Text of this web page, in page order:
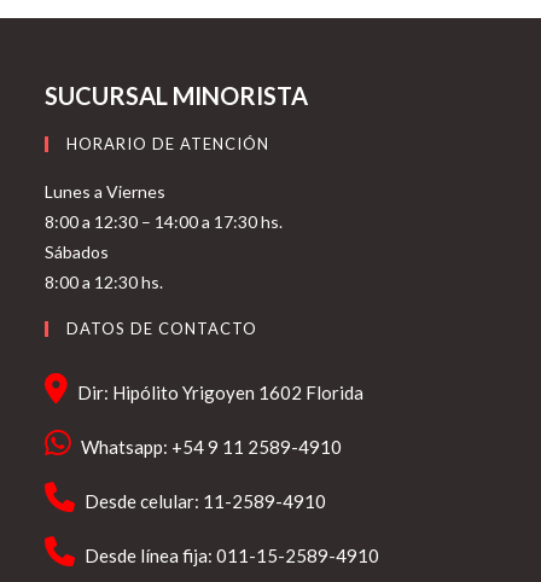
SUCURSAL MINORISTA
HORARIO DE ATENCIÓN
Lunes a Viernes
8:00 a 12:30 – 14:00 a 17:30 hs.
Sábados
8:00 a 12:30 hs.
DATOS DE CONTACTO
Dir: Hipólito Yrigoyen 1602 Florida
Whatsapp: +54 9 11 2589-4910
Desde celular: 11-2589-4910
Desde línea fija: 011-15-2589-4910